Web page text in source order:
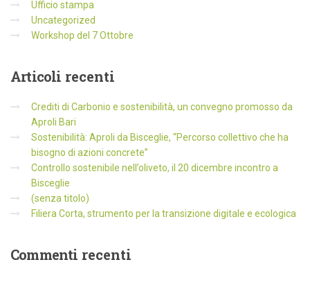
Ufficio stampa
Uncategorized
Workshop del 7 Ottobre
Articoli recenti
Crediti di Carbonio e sostenibilità, un convegno promosso da
Aproli Bari
Sostenibilità: Aproli da Bisceglie, “Percorso collettivo che ha
bisogno di azioni concrete”
Controllo sostenibile nell’oliveto, il 20 dicembre incontro a
Bisceglie
(senza titolo)
Filiera Corta, strumento per la transizione digitale e ecologica
Commenti recenti